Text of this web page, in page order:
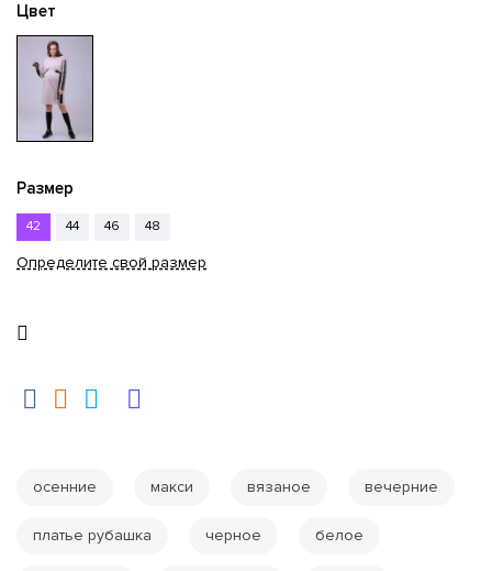
Цвет
Размер
42 44 46 48
Определите свой размер
осенние макси вязаное вечерние
платье рубашка черное белое